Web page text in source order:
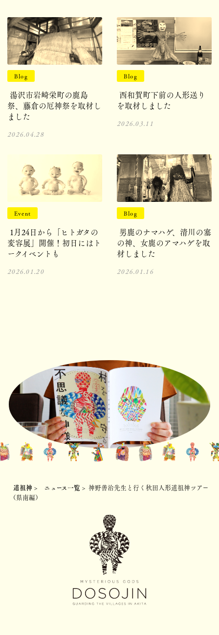
Blog
湯沢市岩崎栄町の鹿島
祭、藤倉の厄神祭を取材し
ました
2026.04.28
Blog
西和賀町下前の人形送り
を取材しました
2026.03.11
Event
1月24日から「ヒトガタの
変容展」開催！初日にはト
ークイベントも
2026.01.20
Blog
男鹿のナマハゲ、清川の塞
の神、女鹿のアマハゲを取
材しました
2026.01.16
道祖神 > ニュース一覧 > 神野善治先生と行く秋田人形道祖神ツアー
（県南編）